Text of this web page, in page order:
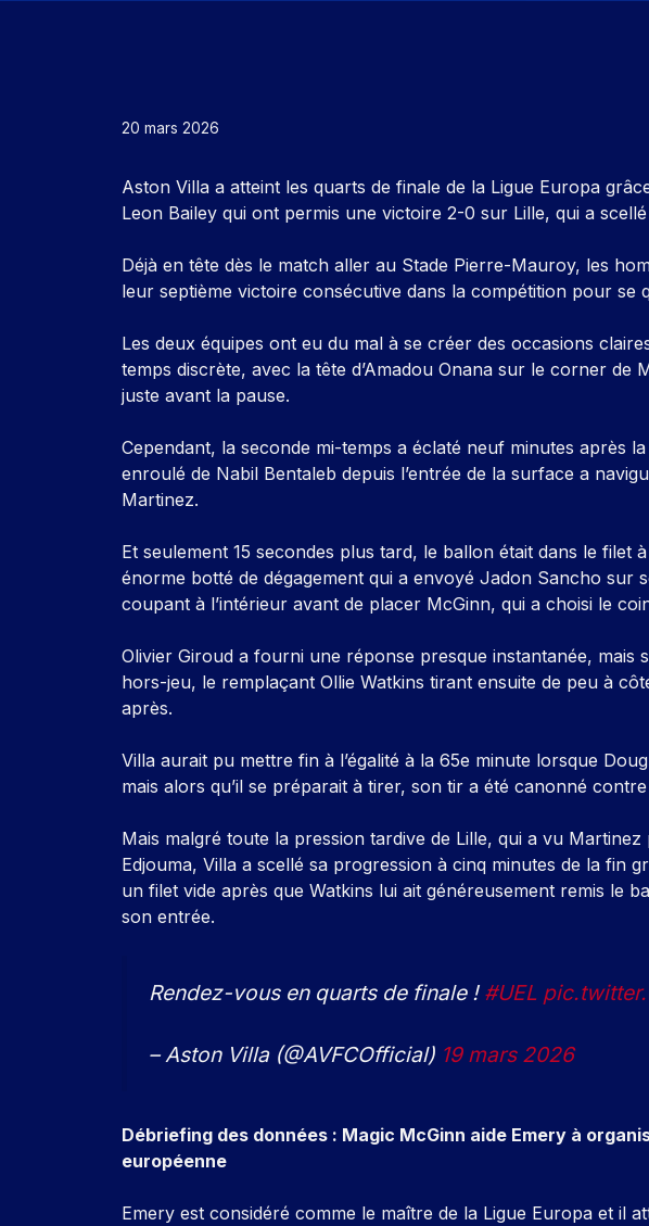
20 mars 2026
Aston Villa a atteint les quarts de finale de la Ligue Europa
Leon Bailey qui ont permis une victoire 2-0 sur Lille, qui a
Déjà en tête dès le match aller au Stade Pierre-Mauroy, les
leur septième victoire consécutive dans la compétition pour se
Les deux équipes ont eu du mal à se créer des occasions
temps discrète, avec la tête d’Amadou Onana sur le corner de
juste avant la pause.
Cependant, la seconde mi-temps a éclaté neuf minutes après
enroulé de Nabil Bentaleb depuis l’entrée de la surface a
Martinez.
Et seulement 15 secondes plus tard, le ballon était dans le filet
énorme botté de dégagement qui a envoyé Jadon Sancho sur
coupant à l’intérieur avant de placer McGinn, qui a choisi le
Olivier Giroud a fourni une réponse presque instantanée, mais
hors-jeu, le remplaçant Ollie Watkins tirant ensuite de peu à
après.
Villa aurait pu mettre fin à l’égalité à la 65e minute lorsque
mais alors qu’il se préparait à tirer, son tir a été canonné
Mais malgré toute la pression tardive de Lille, qui a vu
Edjouma, Villa a scellé sa progression à cinq minutes de la fin
un filet vide après que Watkins lui ait généreusement remis le
son entrée.
Rendez-vous en quarts de finale ! #UEL
– Aston Villa (@AVFCOfficial) 19 mars 2026
Débriefing des données : Magic McGinn aide Emery à
européenne
Emery est considéré comme le maître de la Ligue Europa et il